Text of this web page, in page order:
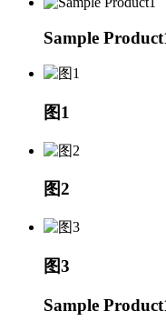
Sample
图1
图2
图3
Sample